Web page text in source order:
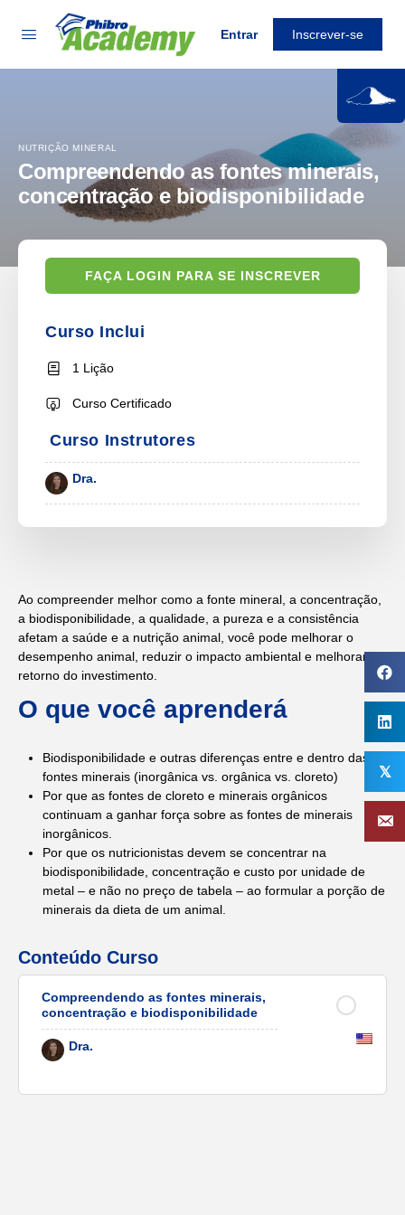
Entrar Inscrever-se
NUTRIÇÃO MINERAL
Compreendendo as fontes minerais,
concentração e biodisponibilidade
Ao compreender melhor como a fonte mineral, a concentração,
a biodisponibilidade, a qualidade, a pureza e a consistência
afetam a saúde e a nutrição animal, você pode melhorar o
desempenho animal, reduzir o impacto ambiental e melhorar o
retorno do investimento.
O que você aprenderá
Biodisponibilidade e outras diferenças entre e dentro das
fontes minerais (inorgânica vs. orgânica vs. cloreto)
Por que as fontes de cloreto e minerais orgânicos
continuam a ganhar força sobre as fontes de minerais
inorgânicos.
Por que os nutricionistas devem se concentrar na
biodisponibilidade, concentração e custo por unidade de
metal – e não no preço de tabela – ao formular a porção de
minerais da dieta de um animal.
Conteúdo Curso
Compreendendo as fontes minerais,
concentração e biodisponibilidade
Dra.
FAÇA LOGIN PARA SE INSCREVER
Curso Inclui
1 Lição
Curso Certificado
Curso Instrutores
Dra.
𝕏